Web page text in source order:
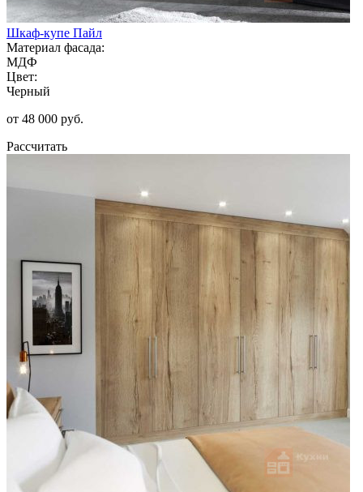
Шкаф-купе Пайл
Материал фасада:
МДФ
Цвет:
Черный
от 48 000 руб.
Рассчитать